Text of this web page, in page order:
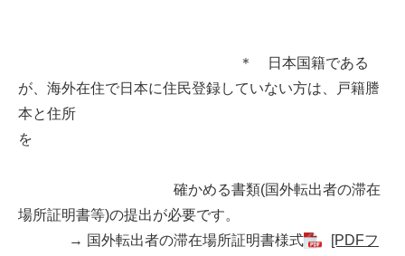
＊ 日本国籍である
が、海外在住で日本に住民登録していない方は、戸籍謄
本と住所
を
確かめる書類(国外転出者の滞在
場所証明書等)の提出が必要です。
→ 国外転出者の滞在場所証明書様式
[PDFフ